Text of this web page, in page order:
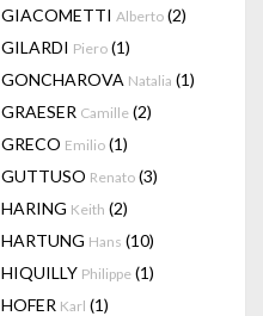
GIACOMETTI Alberto (2)
GILARDI Piero (1)
GONCHAROVA Natalia (1)
GRAESER Camille (2)
GRECO Emilio (1)
GUTTUSO Renato (3)
HARING Keith (2)
HARTUNG Hans (10)
HIQUILLY Philippe (1)
HOFER Karl (1)